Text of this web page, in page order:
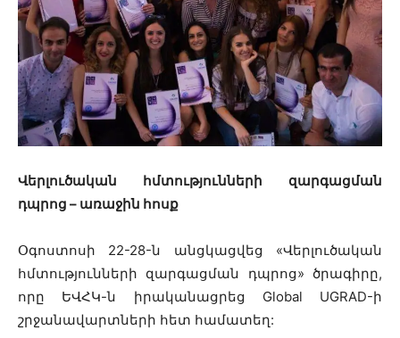
Վերլուծական հմտությունների զարգացման
դպրոց – առաջին հոսք
Օգոստոսի 22-28-ն անցկացվեց «Վերլուծական
հմտությունների զարգացման դպրոց» ծրագիրը,
որը ԵՎՀԿ-ն իրականացրեց Global UGRAD-ի
շրջանավարտների հետ համատեղ: